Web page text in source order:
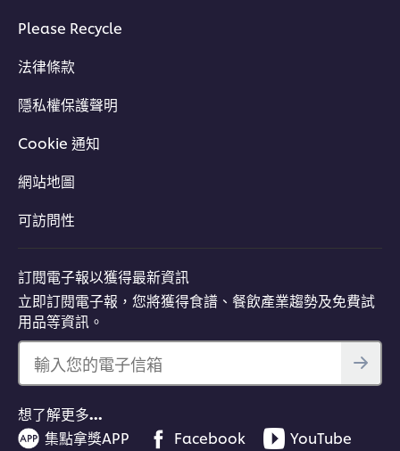
Please Recycle
法律條款
隱私權保護聲明
Cookie 通知
網站地圖
可訪問性
訂閱電子報以獲得最新資訊
立即訂閱電子報，您將獲得食譜、餐飲產業趨勢及免費試
用品等資訊。
輸入您的電子信箱
想了解更多…
集點拿獎APP
Facebook YouTube